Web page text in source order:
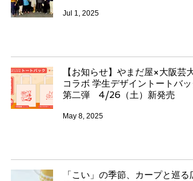
Jul 1, 2025
【お知らせ】やまだ屋×大阪芸大
コラボ 学生デザイントートバッ
第二弾 4/26（土）新発売
May 8, 2025
「こい」の季節、カープと巡る広